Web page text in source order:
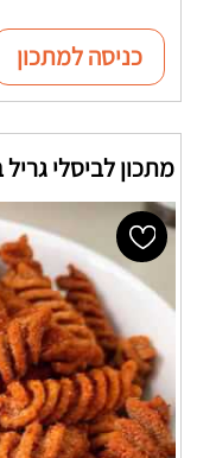
כניסה למתכון
מתכון לביסלי גריל